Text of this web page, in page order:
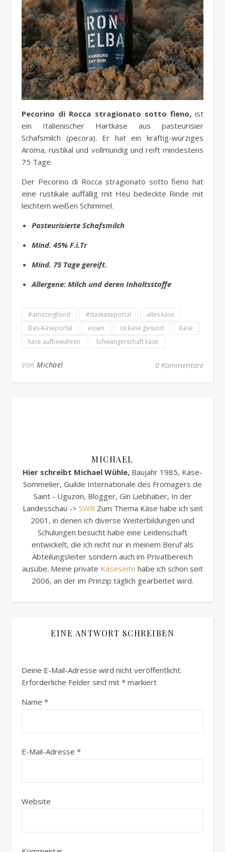
Pecorino di Rocca stragionato sotto fieno, ist
ein Italienischer Hartkäse aus pasteurisier
Schafsmilch (pecora). Er hat ein kräftig-würziges
Aroma, rustikal und vollmundig und reift mindestens
75 Tage.
Der Pecorino di Rocca stragionato sotto fieno hat
eine rustikale auffällig mit Heu bedeckte Rinde mit
leichtem weißen Schimmel.
Pasteurisierte Schafsmilch
Mind. 45% F.i.Tr
Mind. 75 Tage gereift.
Allergene: Milch und deren Inhaltsstoffe
#amazingfood #daskäseportal
alles käse
Das-Käseportal
essen ist käse gesund
Käse
käse aufbewahren
Schwangerschaft käse
Von Michael 0 Kommentare
MICHAEL
Hier schreibt Michael Wühle, Baujahr 1985, Käse-
Sommelier, Guilde Internationale des Fromagers de
Saint - Uguzon, Blogger, Gin Liebhaber, In der
Landesschau -> SWR Zum Thema Käse habe ich seit
2001, in denen ich diverse Weiterbildungen und
Schulungen besucht habe eine Leidenschaft
entwickelt, die ich nicht nur in meinem Beruf als
Abteilungsleiter sondern auch im Privatbereich
ausübe. Meine private Käseseite habe ich schon seit
2006, an der im Prinzip täglich gearbeitet wird.
EINE ANTWORT SCHREIBEN
Deine E-Mail-Adresse wird nicht veröffentlicht.
Erforderliche Felder sind mit * markiert
Name *
E-Mail-Adresse *
Website